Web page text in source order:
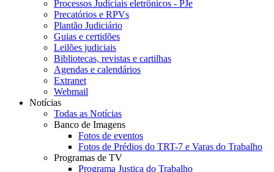
Processos Judiciais eletrônicos - PJe
Precatórios e RPVs
Plantão Judiciário
Guias e certidões
Leilões judiciais
Bibliotecas, revistas e cartilhas
Agendas e calendários
Extranet
Webmail
Notícias
Todas as Notícias
Banco de Imagens
Fotos de eventos
Fotos de Prédios do TRT-7 e Varas do Trabalho
Programas de TV
Programa Justiça do Trabalho